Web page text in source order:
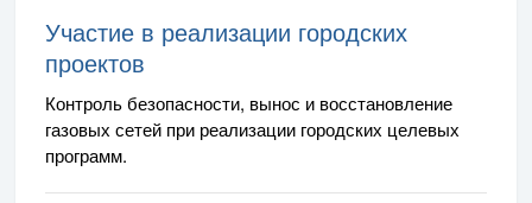
Участие в реализации городских
проектов
Контроль безопасности, вынос и восстановление
газовых сетей при реализации городских целевых
программ.